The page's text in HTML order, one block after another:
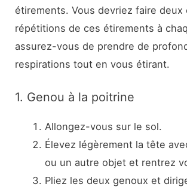
étirements. Vous devriez faire deux
répétitions de ces étirements à
assurez-vous de prendre de
respirations tout en vous étirant.
1. Genou à la poitrine
Allongez-vous sur le sol.
Élevez légèrement la tête
ou un autre objet et rentrez
Pliez les deux genoux et